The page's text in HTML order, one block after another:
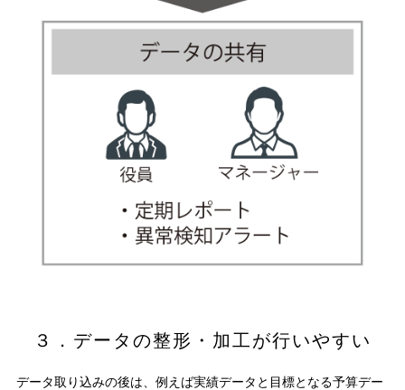
３．データの整形・加工が行いやすい
データ取り込みの後は、例えば実績データと目標となる予算デー